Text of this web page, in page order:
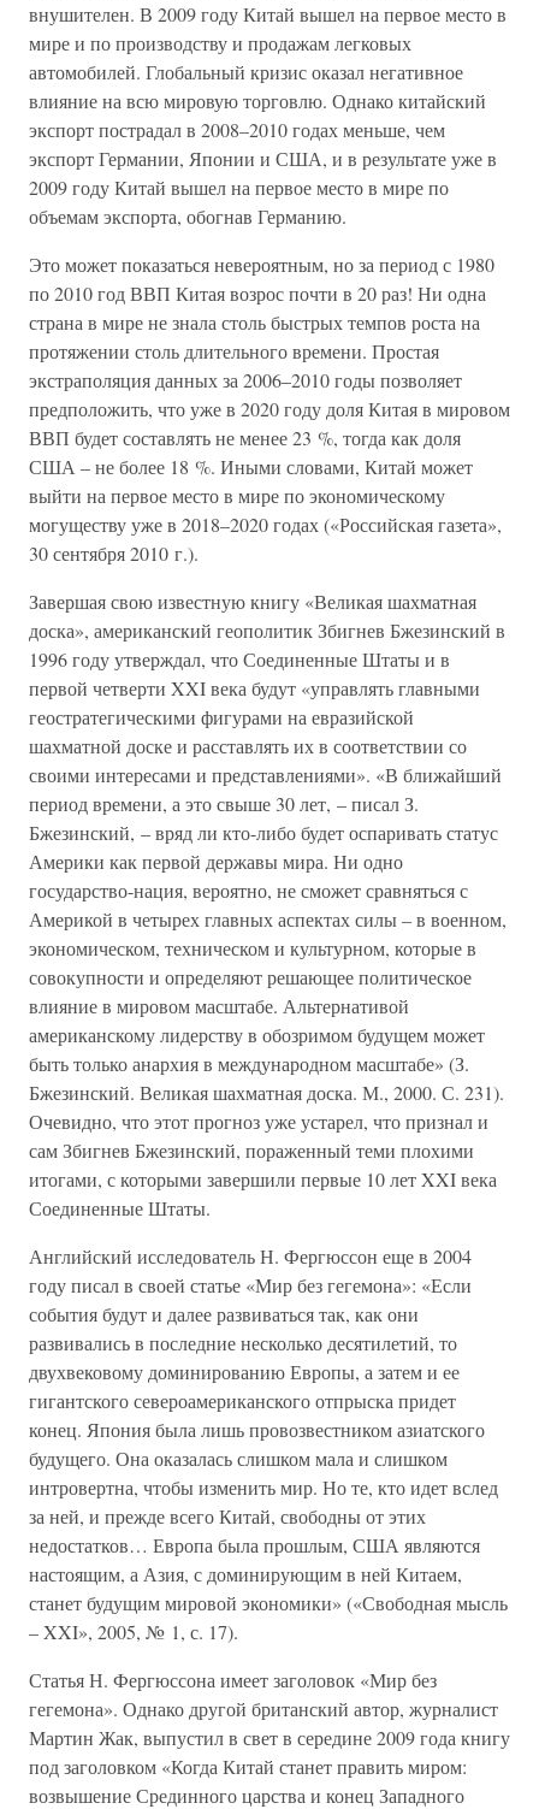
внушителен. В 2009 году Китай вышел на первое место в
мире и по производству и продажам легковых
автомобилей. Глобальный кризис оказал негативное
влияние на всю мировую торговлю. Однако китайский
экспорт пострадал в 2008–2010 годах меньше, чем
экспорт Германии, Японии и США, и в результате уже в
2009 году Китай вышел на первое место в мире по
объемам экспорта, обогнав Германию.
Это может показаться невероятным, но за период с 1980
по 2010 год ВВП Китая возрос почти в 20 раз! Ни одна
страна в мире не знала столь быстрых темпов роста на
протяжении столь длительного времени. Простая
экстраполяция данных за 2006–2010 годы позволяет
предположить, что уже в 2020 году доля Китая в мировом
ВВП будет составлять не менее 23 %, тогда как доля
США – не более 18 %. Иными словами, Китай может
выйти на первое место в мире по экономическому
могуществу уже в 2018–2020 годах («Российская газета»,
30 сентября 2010 г.).
Завершая свою известную книгу «Великая шахматная
доска», американский геополитик Збигнев Бжезинский в
1996 году утверждал, что Соединенные Штаты и в
первой четверти XXI века будут «управлять главными
геостратегическими фигурами на евразийской
шахматной доске и расставлять их в соответствии со
своими интересами и представлениями». «В ближайший
период времени, а это свыше 30 лет, – писал З.
Бжезинский, – вряд ли кто-либо будет оспаривать статус
Америки как первой державы мира. Ни одно
государство-нация, вероятно, не сможет сравняться с
Америкой в четырех главных аспектах силы – в военном,
экономическом, техническом и культурном, которые в
совокупности и определяют решающее политическое
влияние в мировом масштабе. Альтернативой
американскому лидерству в обозримом будущем может
быть только анархия в международном масштабе» (З.
Бжезинский. Великая шахматная доска. М., 2000. С. 231).
Очевидно, что этот прогноз уже устарел, что признал и
сам Збигнев Бжезинский, пораженный теми плохими
итогами, с которыми завершили первые 10 лет XXI века
Соединенные Штаты.
Английский исследователь Н. Фергюссон еще в 2004
году писал в своей статье «Мир без гегемона»: «Если
события будут и далее развиваться так, как они
развивались в последние несколько десятилетий, то
двухвековому доминированию Европы, а затем и ее
гигантского североамериканского отпрыска придет
конец. Япония была лишь провозвестником азиатского
будущего. Она оказалась слишком мала и слишком
интровертна, чтобы изменить мир. Но те, кто идет вслед
за ней, и прежде всего Китай, свободны от этих
недостатков… Европа была прошлым, США являются
настоящим, а Азия, с доминирующим в ней Китаем,
станет будущим мировой экономики» («Свободная мысль
– XXI», 2005, № 1, с. 17).
Статья Н. Фергюссона имеет заголовок «Мир без
гегемона». Однако другой британский автор, журналист
Мартин Жак, выпустил в свет в середине 2009 года книгу
под заголовком «Когда Китай станет править миром:
возвышение Срединного царства и конец Западного